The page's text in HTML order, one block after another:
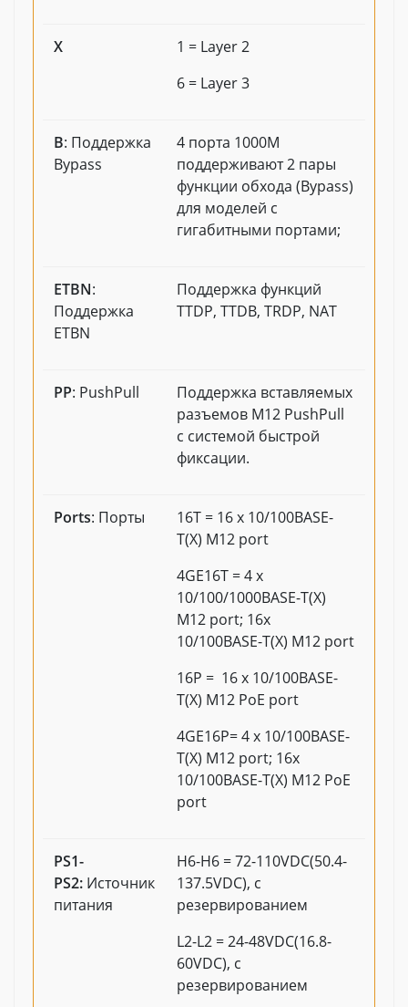
X
1 = Layer 2
6 = Layer 3
B: Поддержка
Bypass
4 порта 1000M
поддерживают 2 пары
функции обхода (Bypass)
для моделей с
гигабитными портами;
ETBN:
Поддержка
ETBN
Поддержка функций
TTDP, TTDB, TRDP, NAT
PP: PushPull
Поддержка вставляемых
разъемов M12 PushPull
с системой быстрой
фиксации.
Ports: Порты
16T = 16 x 10/100BASE-
T(X) M12 port
4GE16T = 4 x
10/100/1000BASE-T(X)
M12 port; 16x
10/100BASE-T(X) M12 port
16P = 16 x 10/100BASE-
T(X) M12 PoE port
4GE16P= 4 x 10/100BASE-
T(X) M12 port; 16x
10/100BASE-T(X) M12 PoE
port
PS1-
PS2: Источник
питания
H6-H6 = 72-110VDC(50.4-
137.5VDC), с
резервированием
L2-L2 = 24-48VDC(16.8-
60VDC), с
резервированием